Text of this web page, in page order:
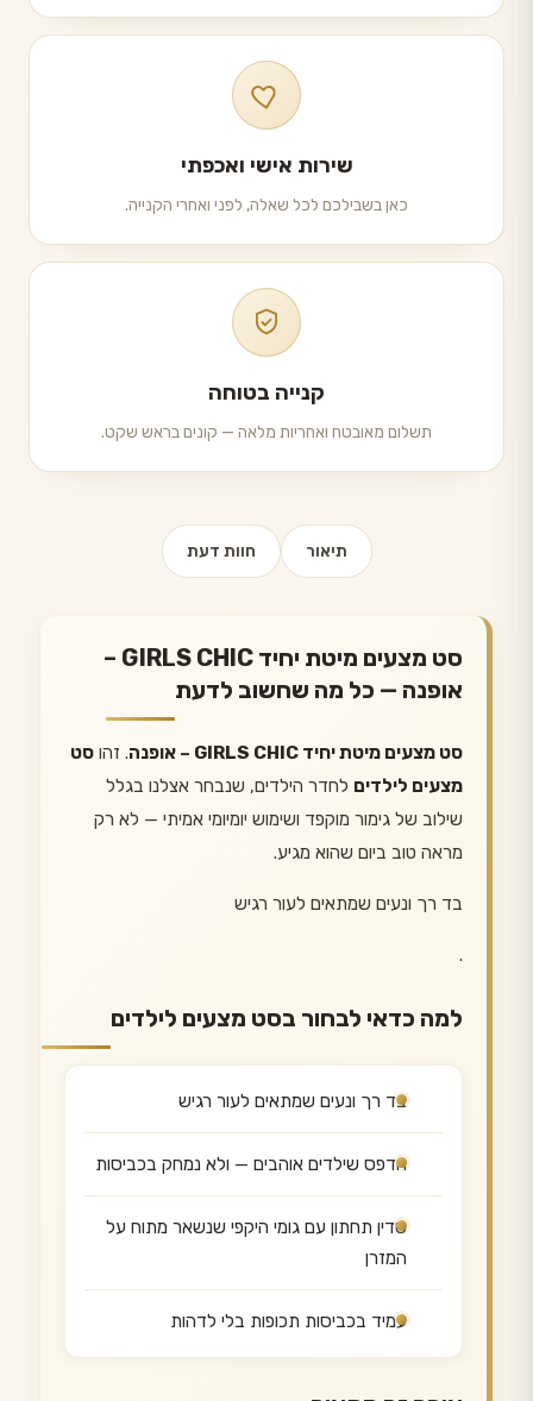
שירות אישי ואכפתי
כאן בשבילכם לכל שאלה, לפני ואחרי הקנייה.
קנייה בטוחה
תשלום מאובטח ואחריות מלאה — קונים בראש שקט.
תיאור חוות דעת
סט מצעים מיטת יחיד GIRLS CHIC –
אופנה — כל מה שחשוב לדעת
סט מצעים מיטת יחיד GIRLS CHIC – אופנה . זהו סט
מצעים לילדים לחדר הילדים, שנבחר אצלנו בגלל
שילוב של גימור מוקפד ושימוש יומיומי אמיתי — לא רק
מראה טוב ביום שהוא מגיע.
בד רך ונעים שמתאים לעור רגיש
.
למה כדאי לבחור בסט מצעים לילדים
בד רך ונעים שמתאים לעור רגיש
הדפס שילדים אוהבים — ולא נמחק בכביסות
סדין תחתון עם גומי היקפי שנשאר מתוח על
המזרן
עמיד בכביסות תכופות בלי לדהות